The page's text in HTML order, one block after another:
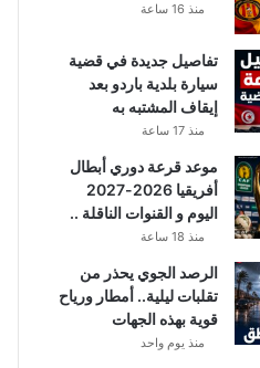
منذ 16 ساعة
تفاصيل جديدة في قضية
سيارة بلدية باردو بعد
إيقاف المشتبه به
منذ 17 ساعة
موعد قرعة دوري أبطال
أفريقيا 2026-2027
اليوم و القنوات الناقلة ..
منذ 18 ساعة
الرصد الجوي يحذر من
تقلبات ليلية.. أمطار ورياح
قوية بهذه الجهات
منذ يوم واحد